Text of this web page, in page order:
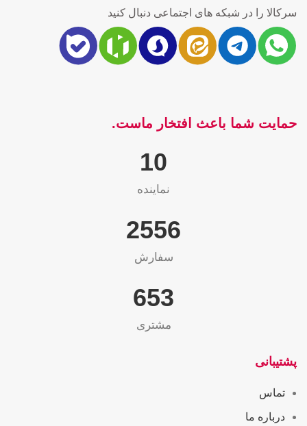
سرکالا را در شبکه های اجتماعی دنبال کنید
حمایت شما باعث افتخار ماست.
10
نماینده
2565
سفارش
655
مشتری
پشتیبانی
تماس
درباره ما